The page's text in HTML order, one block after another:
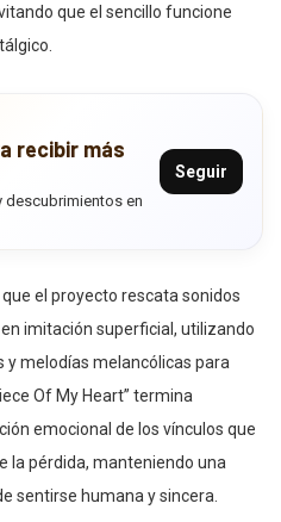
que el sencillo funcione
recibir más
descubrimientos en
Seguir
el proyecto rescata sonidos
imitación superficial, utilizando
melodías melancólicas para
Of My Heart” termina
emocional de los vínculos que
la pérdida, manteniendo una
sentirse humana y sincera.